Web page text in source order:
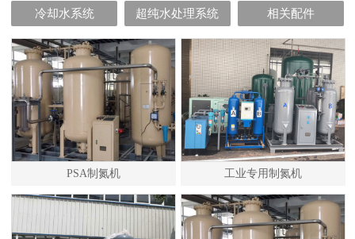
置
冷却水系统 超纯水处理系统 相关配件
PSA制氮机 工业专用制氮机